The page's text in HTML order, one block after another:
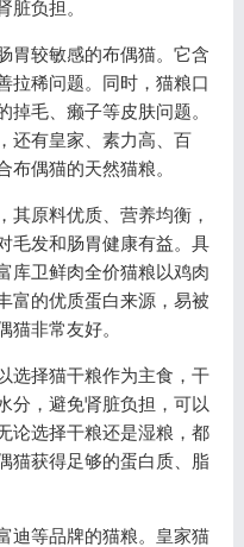
脏负担。
胃较敏感的布偶猫。它含
拉稀问题。同时，猫粮口
毛、癞子等皮肤问题。
还有皇家、素力高、百
偶猫的天然猫粮。
其原料优质、营养均衡，
毛发和肠胃健康有益。具
库卫鲜肉全价猫粮以鸡肉
富的优质蛋白来源，易被
猫非常友好。
选择猫干粮作为主食，干
分，避免肾脏负担，可以
论选择干粮还是湿粮，都
猫获得足够的蛋白质、脂
迪等品牌的猫粮。皇家猫